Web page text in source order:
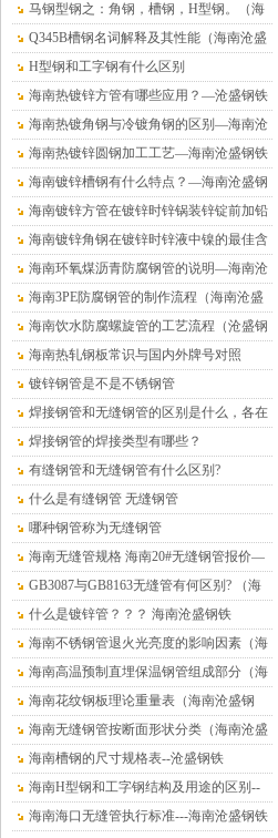
马钢型钢之：角钢，槽钢，H型钢。（海
南沧盛钢铁）
Q345B槽钢名词解释及其性能（海南沧盛
钢铁）
H型钢和工字钢有什么区别
海南热镀锌方管有哪些应用？—沧盛钢铁
海南热镀角钢与冷镀角钢的区别—海南沧
盛钢铁
海南热镀锌圆钢加工工艺—海南沧盛钢铁
海南镀锌槽钢有什么特点？—海南沧盛钢
铁
海南镀锌方管在镀锌时锌锅装锌锭前加铅
的危害—海南沧盛钢铁
海南镀锌角钢在镀锌时锌液中镍的最佳含
量值—沧盛钢铁
海南环氧煤沥青防腐钢管的说明—海南沧
盛钢铁
海南3PE防腐钢管的制作流程（海南沧盛
钢铁）
海南饮水防腐螺旋管的工艺流程（沧盛钢
铁）
海南热轧钢板常识与国内外牌号对照
镀锌钢管是不是不锈钢管
焊接钢管和无缝钢管的区别是什么，各在
什么情况下使用？
焊接钢管的焊接类型有哪些？
有缝钢管和无缝钢管有什么区别?
什么是有缝钢管 无缝钢管
哪种钢管称为无缝钢管
海南无缝管规格 海南20#无缝钢管报价—
海南沧盛钢材
GB3087与GB8163无缝管有何区别? （海
南沧盛钢铁）
什么是镀锌管？？？ 海南沧盛钢铁
海南不锈钢管退火光亮度的影响因素（海
南沧盛钢铁）
海南高温预制直埋保温钢管组成部分（海
南沧盛钢铁）
海南花纹钢板理论重量表（海南沧盛钢
铁）
海南无缝钢管按断面形状分类（海南沧盛
钢铁）
海南槽钢的尺寸规格表--沧盛钢铁
海南H型钢和工字钢结构及用途的区别--
沧盛钢铁
海南海口无缝管执行标准---海南沧盛钢铁